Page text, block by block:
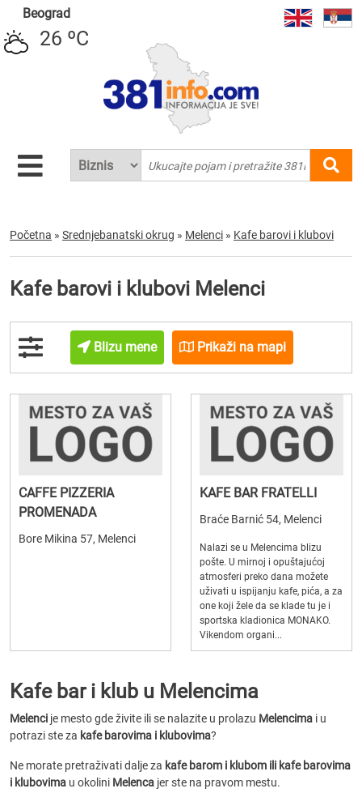
Beograd
26 ºC
Početna » Srednjebanatski okrug » Melenci » Kafe barovi i klubovi
Kafe barovi i klubovi Melenci
Blizu mene Prikaži na mapi
CAFFE PIZZERIA
PROMENADA
Bore Mikina 57, Melenci
KAFE BAR FRATELLI
Braće Barnić 54, Melenci
Nalazi se u Melencima blizu
pošte. U mirnoj i opuštajućoj
atmosferi preko dana možete
uživati u ispijanju kafe, pića, a za
one koji žele da se klade tu je i
sportska kladionica MONAKO.
Vikendom organi...
Kafe bar i klub u Melencima
Melenci je mesto gde živite ili se nalazite u prolazu Melencima i u
potrazi ste za kafe barovima i klubovima?
Ne morate pretraživati dalje za kafe barom i klubom ili kafe barovima
i klubovima u okolini Melenca jer ste na pravom mestu.